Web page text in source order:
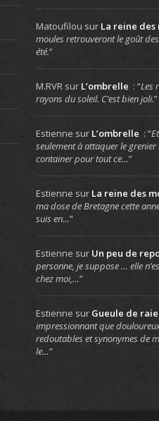
Matoufilou sur La reine des
moules retrouveront le goût
été.”
M.RVRsur L’ombrelle : “Les
rayons du soleil. C’est bien joli.”
Estienne sur L’ombrelle : “
seulement à attaquer le
container pour tout ce…”
Estienne sur La reine des
ma dose de Bretagne cette
suis en…”
Estienne sur Un peu de
personne, je suppose … elle
chez moi,…”
Estienne sur Gueule de raie
impressionnant que
redoutables et synonymes de
le…”